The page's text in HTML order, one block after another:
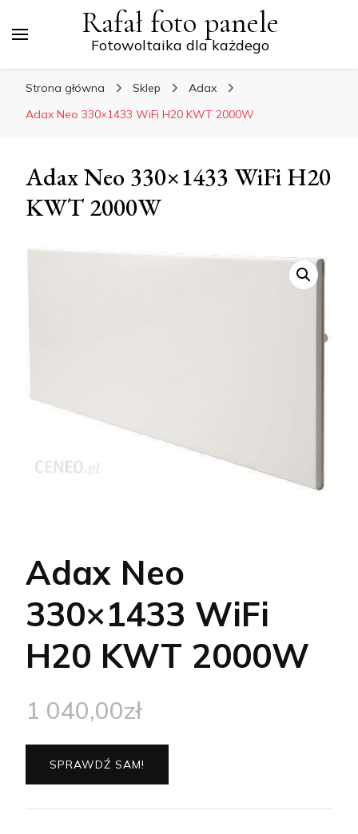
Rafał foto panele
Fotowoltaika dla każdego
Strona główna Sklep
Adax
Adax Neo 330×1433 WiFi H20 KWT 2000W
Adax Neo 330×1433 WiFi H20
KWT 2000W
Adax Neo
330×1433 WiFi
H20 KWT 2000W
1 040,00zł
SPRAWDŹ SAM!